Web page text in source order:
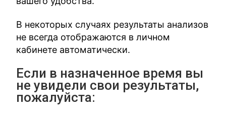
В некоторых случаях результаты анализов
не всегда отображаются в личном
кабинете автоматически.
Если в назначенное время вы
не увидели свои результаты,
пожалуйста: